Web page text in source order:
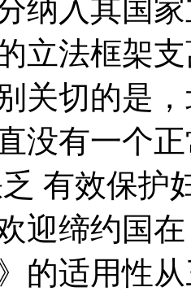
纳入其国
立法框架
关切的是
没有一个
有效保护
迎缔约国
》的适用性